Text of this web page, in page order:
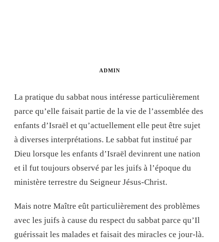
ADMIN
La pratique du sabbat nous intéresse particulièrement
parce qu’elle faisait partie de la vie de l’assemblée des
enfants d’Israël et qu’actuellement elle peut être sujet
à diverses interprétations. Le sabbat fut institué par
Dieu lorsque les enfants d’Israël devinrent une nation
et il fut toujours observé par les juifs à l’époque du
ministère terrestre du Seigneur Jésus-Christ.
Mais notre Maître eût particulièrement des problèmes
avec les juifs à cause du respect du sabbat parce qu’Il
guérissait les malades et faisait des miracles ce jour-là.